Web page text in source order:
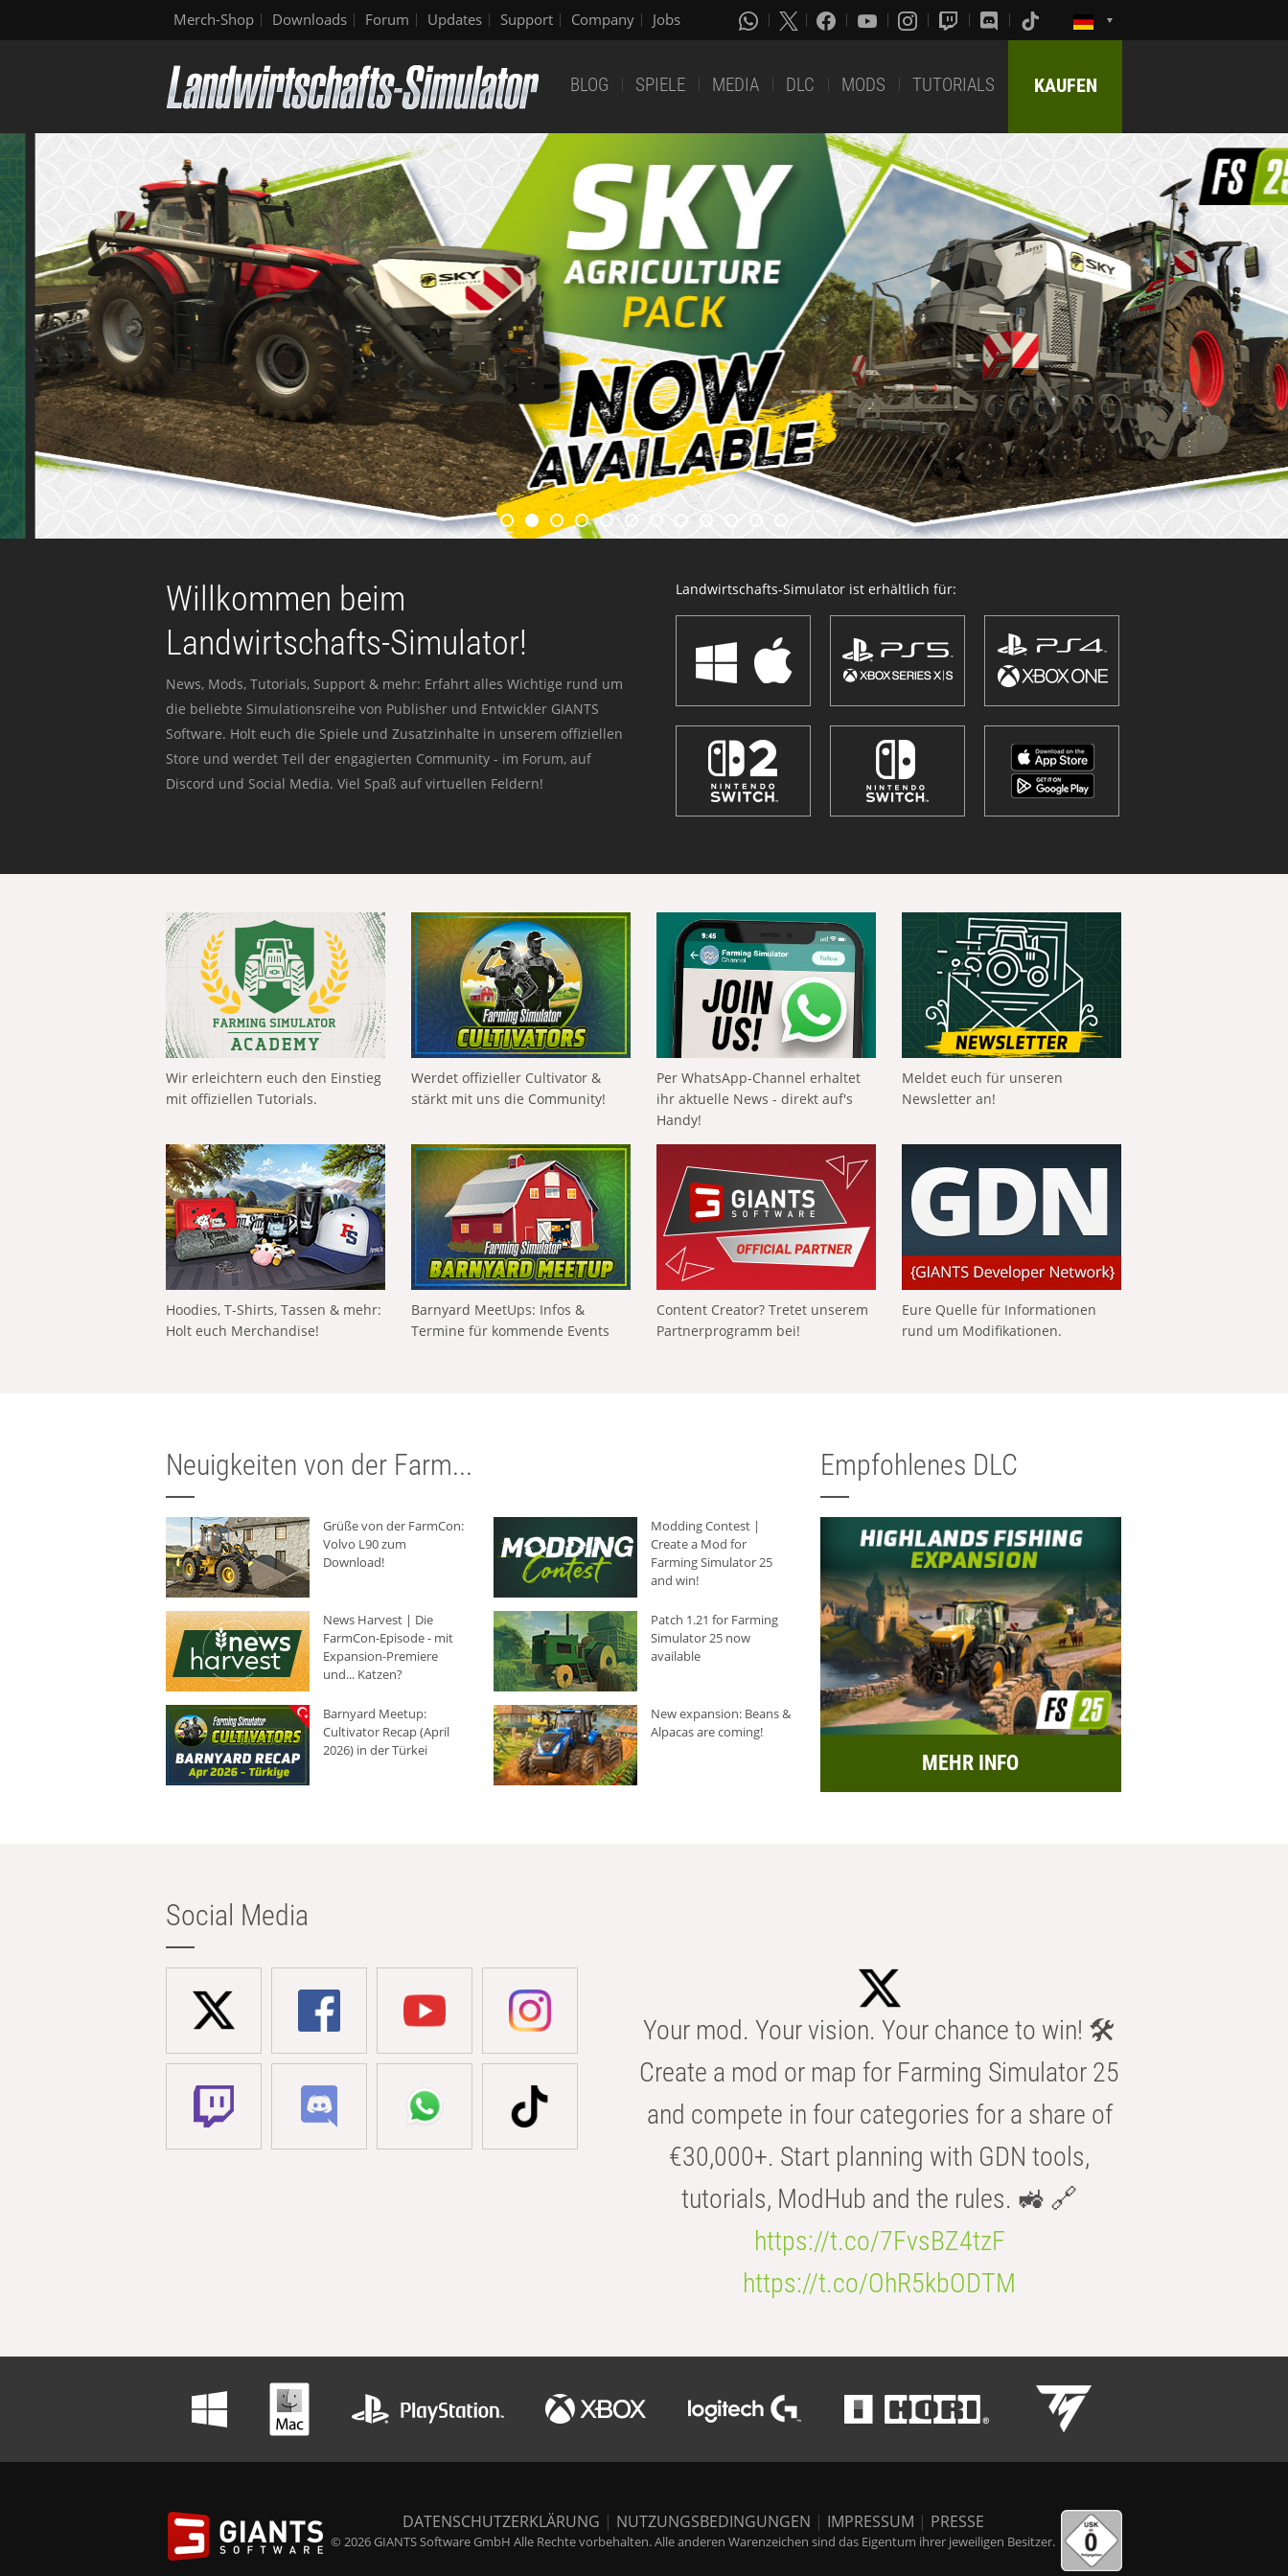
Merch-Shop Downloads Forum Updates Support Company Jobs
BLOG SPIELE MEDIA DLC MODS TUTORIALS KAUFEN
Willkommen beim
Landwirtschafts-Simulator!
News, Mods, Tutorials, Support & mehr: Erfahrt alles Wichtige rund um
die beliebte Simulationsreihe von Publisher und Entwickler GIANTS
Software. Holt euch die Spiele und Zusatzinhalte in unserem offiziellen
Store und werdet Teil der engagierten Community - im Forum, auf
Discord und Social Media. Viel Spaß auf virtuellen Feldern!
Landwirtschafts-Simulator ist erhältlich für:
Wir erleichtern euch den Einstieg
mit offiziellen Tutorials.
Werdet offizieller Cultivator &
stärkt mit uns die Community!
Per WhatsApp-Channel erhaltet
ihr aktuelle News - direkt auf's
Handy!
Meldet euch für unseren
Newsletter an!
Hoodies, T-Shirts, Tassen & mehr:
Holt euch Merchandise!
Barnyard MeetUps: Infos &
Termine für kommende Events
Content Creator? Tretet unserem
Partnerprogramm bei!
Eure Quelle für Informationen
rund um Modifikationen.
Neuigkeiten von der Farm...
Grüße von der FarmCon:
Volvo L90 zum
Download!
Modding Contest |
Create a Mod for
Farming Simulator 25
and win!
News Harvest | Die
FarmCon-Episode - mit
Expansion-Premiere
und... Katzen?
Patch 1.21 for Farming
Simulator 25 now
available
Barnyard Meetup:
Cultivator Recap (April
2026) in der Türkei
New expansion: Beans &
Alpacas are coming!
Empfohlenes DLC
MEHR INFO
Social Media
Your mod. Your vision. Your chance to win! 🛠️
Create a mod or map for Farming Simulator 25
and compete in four categories for a share of
€30,000+. Start planning with GDN tools,
tutorials, ModHub and the rules. 🚜 🔗
https://t.co/7FvsBZ4tzF
https://t.co/OhR5kbODTM
DATENSCHUTZERKLÄRUNG | NUTZUNGSBEDINGUNGEN | IMPRESSUM | PRESSE
© 2026 GIANTS Software GmbH Alle Rechte vorbehalten. Alle anderen Warenzeichen sind das Eigentum ihrer jeweiligen Besitzer.